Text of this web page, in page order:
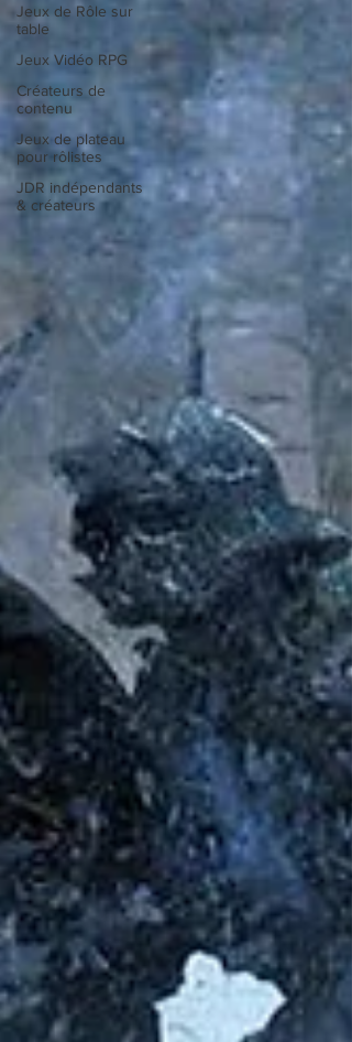
Jeux de Rôle sur
table
Jeux Vidéo RPG
Créateurs de
contenu
Jeux de plateau
pour rôlistes
JDR indépendants
& créateurs